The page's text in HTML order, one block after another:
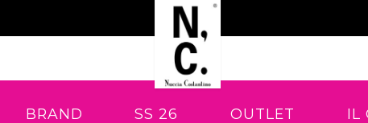
BRAND SS 26 OUTLET IL